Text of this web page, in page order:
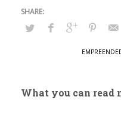
What you can read